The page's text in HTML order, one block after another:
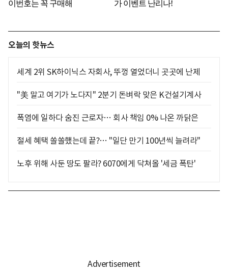
오늘의 핫뉴스
세계 2위 SK하이닉스 자회사, 뚜껑 열었더니 곳곳에 난제
"美 말고 여기가 노다지" 2분기 돈벼락 맞은 K건설기계사
폭염에 일하다 숨진 근로자… 회사 책임 0% 나온 까닭은
절세 혜택 쏠쏠했는데 끝?… "일단 만기 100년씩 늘려라"
노후 위해 사둔 땅도 팔라? 6070에게 닥쳐올 '세금 폭탄'